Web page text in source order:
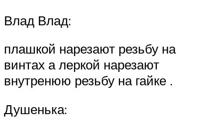
Влад Влад:
плашкой нарезают резьбу на
винтах а леркой нарезают
внутренюю резьбу на гайке .
Душенька: